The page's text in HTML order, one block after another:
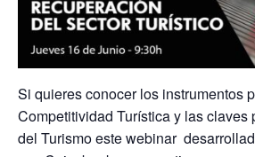
Si quieres conocer los instrumentos
Competitividad Turística y las claves
del Turismo este webinar